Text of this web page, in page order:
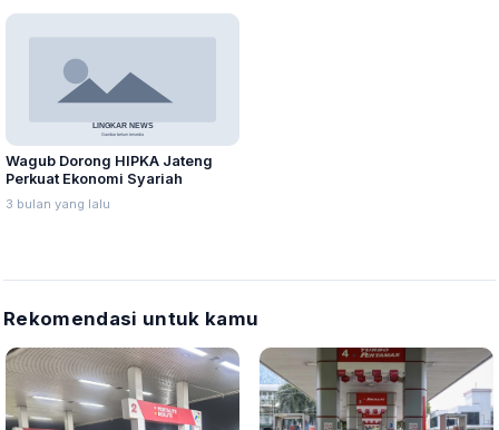
Wagub Dorong HIPKA Jateng
Perkuat Ekonomi Syariah
3 bulan yang lalu
Rekomendasi untuk kamu